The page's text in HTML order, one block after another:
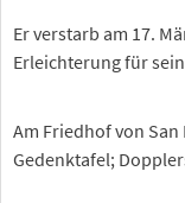
Er verstarb am 17.
Erleichterung für
Am Friedhof von
Gedenktafel;